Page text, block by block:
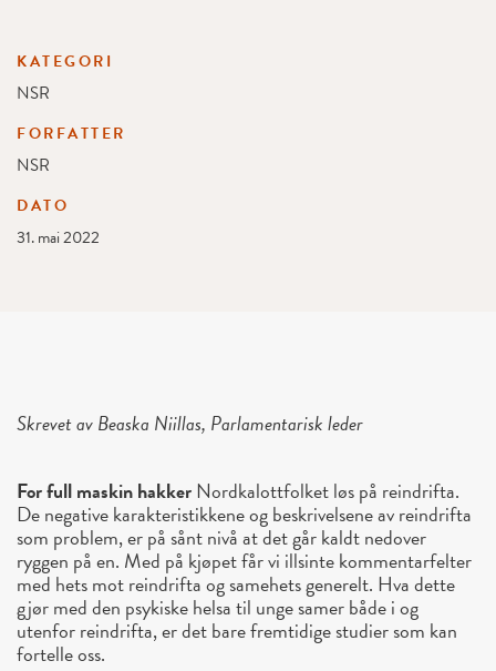
KATEGORI
NSR
FORFATTER
NSR
DATO
31. mai 2022
Skrevet av Beaska Niillas, Parlamentarisk leder
For full maskin hakkerNordkalottfolket løs på reindrifta.
De negative karakteristikkene og beskrivelsene av reindrifta
som problem, er på sånt nivå at det går kaldt nedover
ryggen på en. Med på kjøpet får vi illsinte kommentarfelter
med hets mot reindrifta og samehets generelt. Hva dette
gjør med den psykiske helsa til unge samer både i og
utenfor reindrifta, er det bare fremtidige studier som kan
fortelle oss.